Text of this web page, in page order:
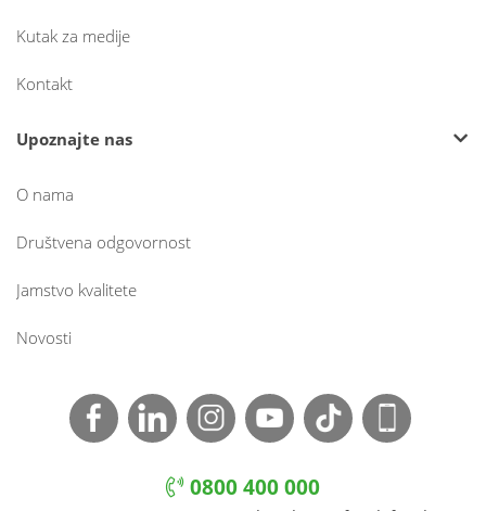
Kutak za medije
Kontakt
Upoznajte nas
O nama
Društvena odgovornost
Jamstvo kvalitete
Novosti
0800 400 000